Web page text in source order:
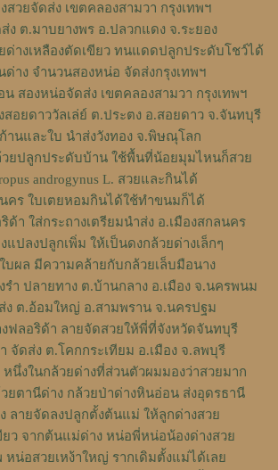
สวยจัดส่ง เขตคลองสามวา กรุงเทพฯ
ง ต.มาบยางพร อ.ปลวกแดง จ.ระยอง
ด่างเหลืองตัดเขียว ทนแดดปลูกประดับโชว์ได้
าง จำนวนสองหน่อ จัดส่งกรุงเทพฯ
สองหน่อจัดส่ง เขตคลองสามวา กรุงเทพฯ
สอยดาววัลเล่ย์ ต.ประตง อ.สอยดาว จ.จันทบุรี
านและใบ นำส่งวังทอง จ.พิษณุโลก
ยปลูกประดับบ้าน ใช้พื้นที่น้อยมุมไหนก็สวย
androgynus L. สวยและกินได้
คร ใบเตยหอมกินได้ใช้ทำขนมก็ได้
า ใส่กระถางเตรียมนำส่ง อ.เมืองสกลนคร
แปลงปลูกเพิ่ม ให้เป็นดงกล้วยด่างเล็กๆ
บผล มีความคล้ายกับกล้วยเล็บมือนาง
ำ ปลายทาง ต.บ้านกลาง อ.เมือง จ.นครพนม
ง ต.อ้อมใหญ่ อ.สามพราน จ.นครปฐม
ฟลอริด้า ลายจัดสวยให้พี่ที่จังหวัดจันทบุรี
จัดส่ง ต.โคกกระเทียม อ.เมือง จ.ลพบุรี
หนึ่งในกล้วยด่างที่ส่วนตัวผมมองว่าสวยมาก
ยตานีด่าง กล้วยป่าด่างหินอ่อน ส่งอุดรธานี
ลายจัดลงปลูกตั้งต้นแม่ ให้ลูกด่างสวย
ยว จากต้นแม่ด่าง หน่อพี่หน่อน้องด่างสวย
หน่อสวยเหง้าใหญ่ รากเดิมตั้งแม่ได้เลย